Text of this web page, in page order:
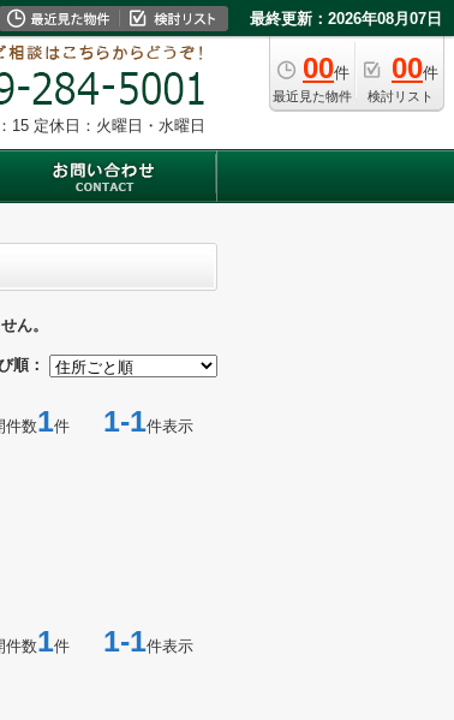
最終更新：2026年08月07日
00件
最近見た物件
00件
検討リスト
15 定休日：火曜日・水曜日
ん。
順：
件数1件 1-1件表示
件数1件 1-1件表示